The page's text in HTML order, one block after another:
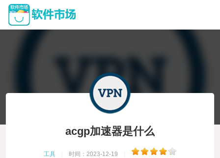
acgp加速器是什么
工具 时间：2023-12-19